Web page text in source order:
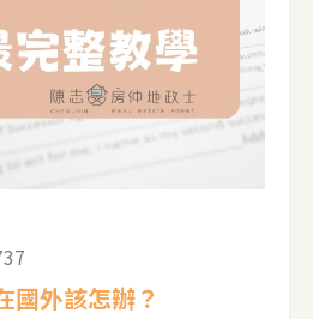
國外該怎辦？